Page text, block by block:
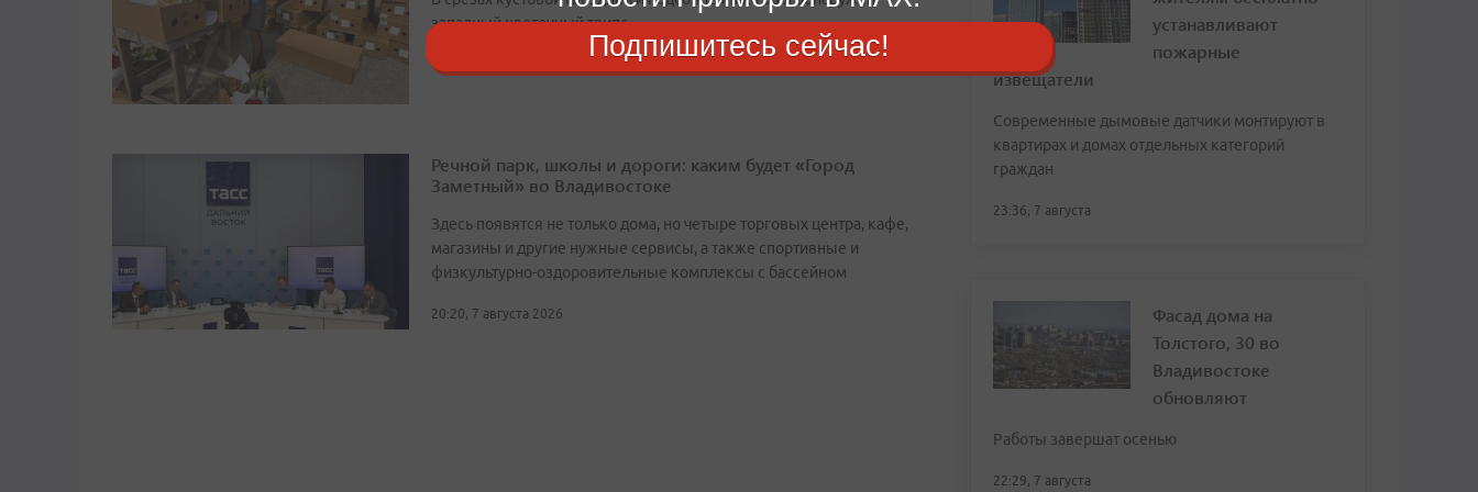
западный цветочный трипс
19:25, 7 августа 2026
Речной парк, школы и дороги: каким будет «Город
Заметный» во Владивостоке
Здесь появятся не только дома, но четыре торговых центра, кафе,
магазины и другие нужные сервисы, а также спортивные и
физкультурно-оздоровительные комплексы с бассейном
20:20, 7 августа 2026
устанавливают
пожарные
извещатели
Современные дымовые датчики монтируют в
квартирах и домах отдельных категорий
граждан
23:36, 7 августа
Фасад дома на
Толстого, 30 во
Владивостоке
обновляют
Работы завершат осенью
22:29, 7 августа
Подпишитесь сейчас!